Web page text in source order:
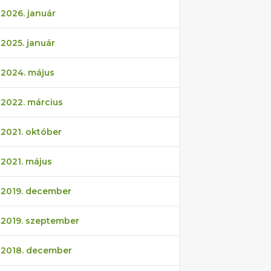
2026. január
2025. január
2024. május
2022. március
2021. október
2021. május
2019. december
2019. szeptember
2018. december